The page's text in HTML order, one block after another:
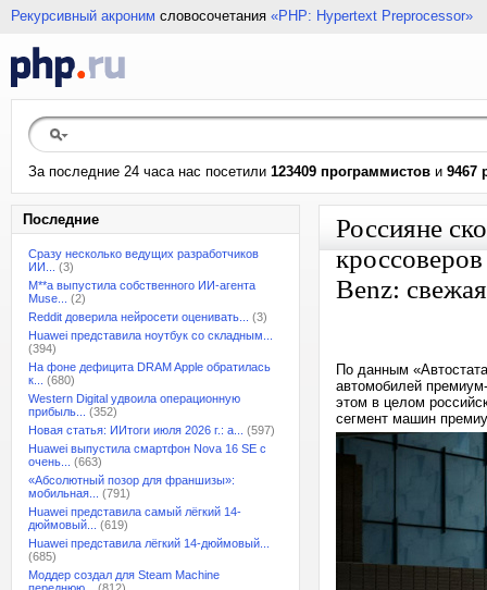
Рекурсивный акроним словосочетания «PHP: Hypertext Preprocessor»
За последние 24 часа нас посетили 123409 программистов и 9467
Последние
Сразу несколько ведущих разработчиков
ИИ...
(3)
M**a выпустила собственного ИИ-агента
Muse...
(2)
Reddit доверила нейросети оценивать...
(3)
Huawei представила ноутбук со складным...
(394)
На фоне дефицита DRAM Apple обратилась
к...
(680)
Western Digital удвоила операционную
прибыль...
(352)
Новая статья: ИИтоги июля 2026 г.: а...
(597)
Huawei выпустила смартфон Nova 16 SE с
очень...
(663)
«Абсолютный позор для франшизы»:
мобильная...
(791)
Huawei представила самый лёгкий 14-
дюймовый...
(619)
Huawei представила лёгкий 14-дюймовый...
(685)
Моддер создал для Steam Machine
Россияне
Benz:
По данным
автомобилей
этом в целом
сегмент машин